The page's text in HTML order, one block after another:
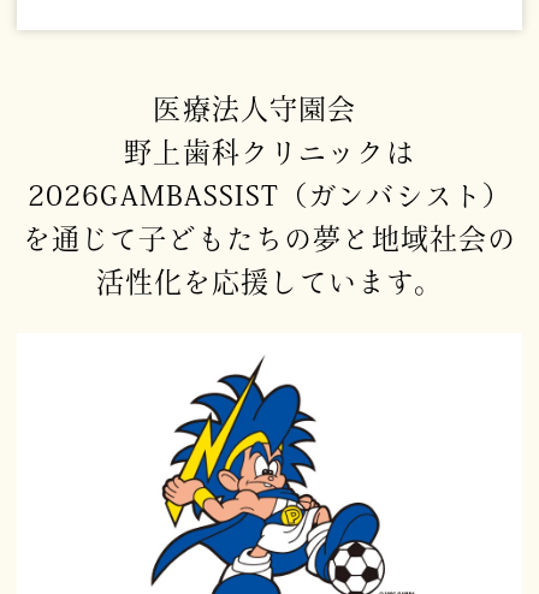
医療法人守園会
野上歯科クリニックは
2026GAMBASSIST（ガンバシスト）
を通じて子どもたちの夢と地域社会の
活性化を 応援しています。